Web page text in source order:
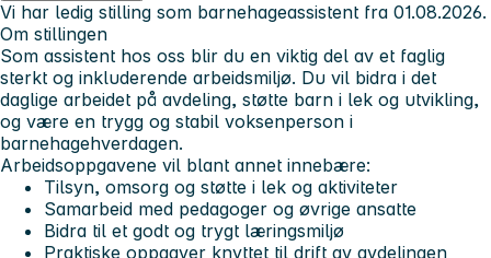
Vi har ledig stilling som barnehageassistent fra 01.08.2026.
Om stillingen
Som assistent hos oss blir du en viktig del av et faglig
sterkt og inkluderende arbeidsmiljø. Du vil bidra i det
daglige arbeidet på avdeling, støtte barn i lek og utvikling,
og være en trygg og stabil voksenperson i
barnehagehverdagen.
Arbeidsoppgavene vil blant annet innebære:
Tilsyn, omsorg og støtte i lek og aktiviteter
Samarbeid med pedagoger og øvrige ansatte
Bidra til et godt og trygt læringsmiljø
Praktiske oppgaver knyttet til drift av avdelingen